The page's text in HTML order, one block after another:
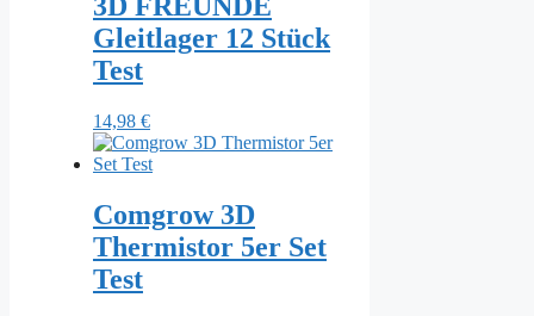
Gleitlager 12 Stück
Test
14,98 €
Comgrow 3D
Thermistor 5er Set
Test